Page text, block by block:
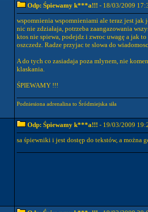
Odp: Śpiewamy k***a!!! - 18/03/2009
wspomnienia wspomnieniami ale teraz jest jak
nic nie zdziałaja, potrzeba zaangazowania
ktos nie spiewa, podejdz i zwroc uwagę a jak
oszczedz. Radze przyjac te slowa do
A do tych co zasiadaja poza mlynem, nie
klaskania.
ŚPIEWAMY !!!
Podniesiona adrenalina to Śródmiejska siła
Odp: Śpiewamy k***a!!! - 19/03/2009
sa śpiewniki i jest dostęp do tekstów, a można